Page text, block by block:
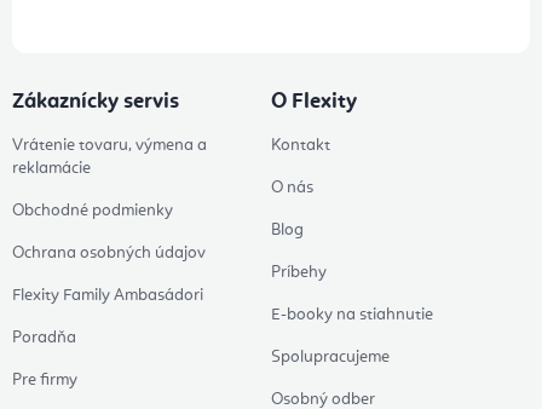
Zákaznícky servis
Vrátenie tovaru, výmena a
reklamácie
Obchodné podmienky
Ochrana osobných údajov
Flexity Family Ambasádori
Poradňa
Pre firmy
O Flexity
Kontakt
O nás
Blog
Príbehy
E-booky na stiahnutie
Spolupracujeme
Osobný odber